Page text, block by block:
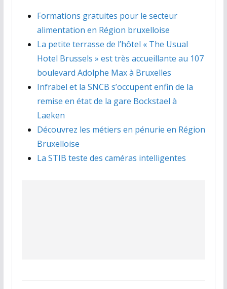
Formations gratuites pour le secteur
alimentation en Région bruxelloise
La petite terrasse de l’hôtel « The Usual
Hotel Brussels » est très accueillante au 107
boulevard Adolphe Max à Bruxelles
Infrabel et la SNCB s’occupent enfin de la
remise en état de la gare Bockstael à
Laeken
Découvrez les métiers en pénurie en Région
Bruxelloise
La STIB teste des caméras intelligentes